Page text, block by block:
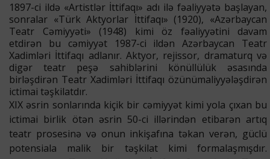
1897-ci ildə «Artistlər İttifaqı» adı ilə fəaliyyətə başlayan,
sonralar «Türk Aktyorlar İttifaqı» (1920), «Azərbaycan
Teatr Cəmiyyəti» (1948) kimi öz fəaliyyətini davam
etdirən bu cəmiyyət 1987-ci ildən Azərbaycan Teatr
Xadimləri İttifaqı adlanır. Aktyor, rejissor, dramaturq və
digər teatr peşə sahiblərini könüllülük əsasında
birləşdirən Teatr Xadimləri İttifaqı özünümaliyyələşdirən
ictimai təşkilatdır.
XIX əsrin sonlarında kiçik bir cəmiyyət kimi yola çıxan bu
ictimai birlik ötən əsrin 50-ci illərindən etibarən artıq
teatr prosesinə və onun inkişafına təkan verən, güclü
potensiala malik bir təşkilat kimi formalaşmışdır.